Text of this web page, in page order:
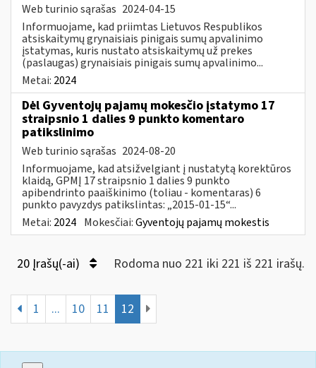
Web turinio sąrašas 2024-04-15
Informuojame, kad priimtas Lietuvos Respublikos
atsiskaitymų grynaisiais pinigais sumų apvalinimo
įstatymas, kuris nustato atsiskaitymų už prekes
(paslaugas) grynaisiais pinigais sumų apvalinimo...
Metai: 2024
Dėl Gyventojų pajamų mokesčio įstatymo 17
straipsnio 1 dalies 9 punkto komentaro
patikslinimo
Web turinio sąrašas 2024-08-20
Informuojame, kad atsižvelgiant į nustatytą korektūros
klaidą, GPMĮ 17 straipsnio 1 dalies 9 punkto
apibendrinto paaiškinimo (toliau - komentaras) 6
punkto pavyzdys patikslintas: „2015-01-15“...
Metai: 2024 Mokesčiai:Gyventojų pajamų mokestis
20 Įrašų(-ai) Rodoma nuo 221 iki 221 iš 221 irašų.
1 ... 10 11 12